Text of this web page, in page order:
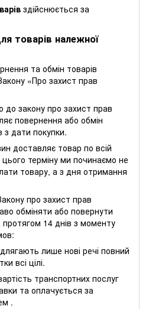
здійснюється за
товарів належної
та обмін товарів
«Про захист прав
закону про захист прав
повернення або обмін
з дати покупки.
доставляє товар по всій
цього терміну ми починаємо не
товару, а з дня отримання
про захист прав
обміняти або повернути
14 днів з моменту
лише нові речі повний
всі цілі.
транспортних послуг
та оплачується за
.